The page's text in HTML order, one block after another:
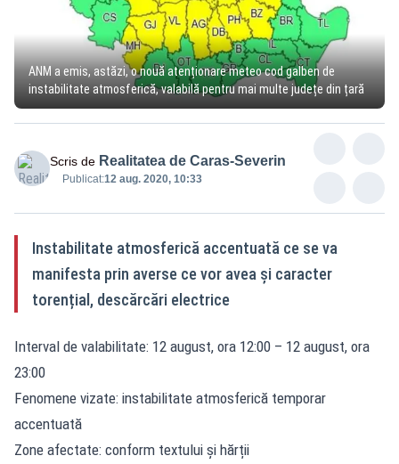
ANM a emis, astăzi, o nouă atenționare meteo cod galben de
instabilitate atmosferică, valabilă pentru mai multe județe din țară
Scris de Realitatea de Caras-Severin
Publicat:12 aug. 2020, 10:33
Instabilitate atmosferică accentuată ce se va
manifesta prin averse ce vor avea și caracter
torențial, descărcări electrice
Interval de valabilitate: 12 august, ora 12:00 – 12 august, ora
23:00
Fenomene vizate: instabilitate atmosferică temporar
accentuată
Zone afectate: conform textului și hărții